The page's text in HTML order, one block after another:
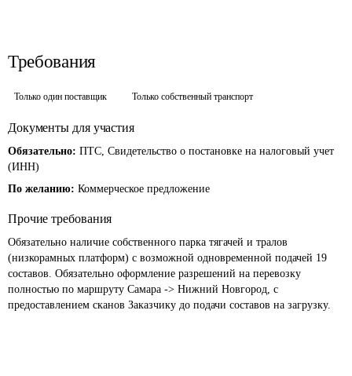
Требования
Только один поставщик Только собственный транспорт
Документы для участия
Обязательно: ПТС, Свидетельство о постановке на налоговый учет
(ИНН)
По желанию: Коммерческое предложение
Прочие требования
Обязательно наличие собственного парка тягачей и тралов
(низкорамных платформ) с возможной одновременной подачей 19
составов. Обязательно оформление разрешений на перевозку
полностью по маршруту Самара -> Нижний Новгород, с
предоставлением сканов Заказчику до подачи составов на загрузку.